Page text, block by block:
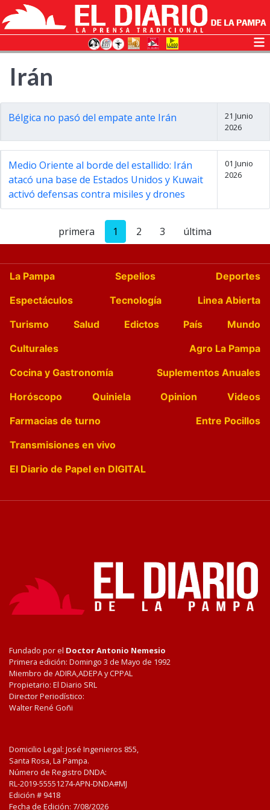
Irán
Bélgica no pasó del empate ante Irán
21 Junio
2026
Medio Oriente al borde del estallido: Irán
atacó una base de Estados Unidos y Kuwait
activó defensas contra misiles y drones
01 Junio
2026
primera 1 2 3 última
La Pampa Sepelios
Deportes
Espectáculos
Tecnología
Linea Abierta
Turismo
Salud Edictos País
Mundo
Culturales
Agro La Pampa
Cocina y Gastronomía
Suplementos Anuales
Horóscopo
Quiniela Opinion
Videos
Farmacias de turno
Entre Pocillos
Transmisiones en vivo
El Diario de Papel en DIGITAL
Fundado por el Doctor Antonio Nemesio
Primera edición: Domingo 3 de Mayo de 1992
Miembro de ADIRA,ADEPA y CPPAL
Propietario: El Diario SRL
Director Periodístico:
Walter René Goñi
Domicilio Legal: José Ingenieros 855,
Santa Rosa, La Pampa.
Número de Registro DNDA:
RL-2019-55551274-APN-DNDA#MJ
Edición # 9418
Fecha de Edición: 7/08/2026